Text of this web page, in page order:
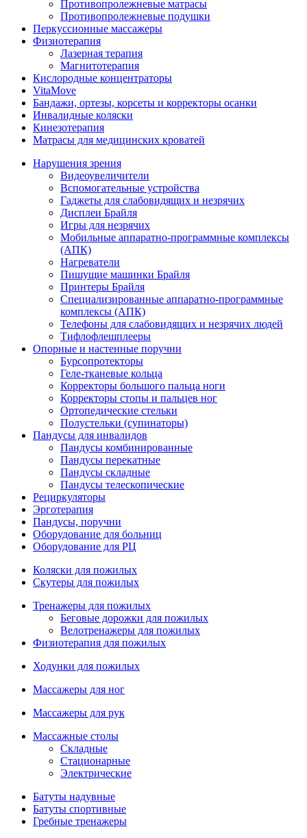
Противопролежневые матрасы
Противопролежневые подушки
Перкуссионные массажеры
Физиотерапия
Лазерная терапия
Магнитотерапия
Кислородные концентраторы
VitaMove
Бандажи, ортезы, корсеты и корректоры осанки
Инвалидные коляски
Кинезотерапия
Матрасы для медицинских кроватей
Нарушения зрения
Видеоувеличители
Вспомогательные устройства
Гаджеты для слабовидящих и незрячих
Дисплеи Брайля
Игры для незрячих
Мобильные аппаратно-программные комплексы
(АПК)
Нагреватели
Пишущие машинки Брайля
Принтеры Брайля
Специализированные аппаратно-программные
комплексы (АПК)
Телефоны для слабовидящих и незрячих людей
Тифлофлешплееры
Опорные и настенные поручни
Бурсопротекторы
Геле-тканевые кольца
Корректоры большого пальца ноги
Корректоры стопы и пальцев ног
Ортопедические стельки
Полустельки (супинаторы)
Пандусы для инвалидов
Пандусы комбинированные
Пандусы перекатные
Пандусы складные
Пандусы телескопические
Рециркуляторы
Эрготерапия
Пандусы, поручни
Оборудование для больниц
Оборудование для РЦ
Коляски для пожилых
Скутеры для пожилых
Тренажеры для пожилых
Беговые дорожки для пожилых
Велотренажеры для пожилых
Физиотерапия для пожилых
Ходунки для пожилых
Массажеры для ног
Массажеры для рук
Массажные столы
Складные
Стационарные
Электрические
Батуты надувные
Батуты спортивные
Гребные тренажеры